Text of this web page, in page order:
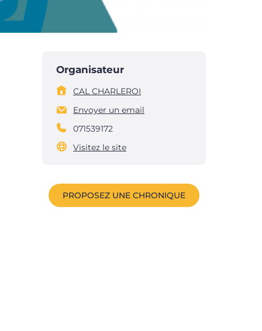
Organisateur
CAL CHARLEROI
Envoyer un email
071539172
Visitez le site
PROPOSEZ UNE CHRONIQUE